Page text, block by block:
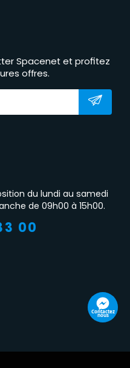
Spacenet et profitez
offres.
du lundi au samedi
de 09h00 à 15h00.
00
Contactez
nous